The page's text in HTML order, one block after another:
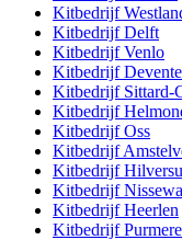
Kitbedrijf
KitbedrijfDelft
KitbedrijfVenlo
Kitbedrijf
Kitbedrijf Sittard-
Kitbedrijf
KitbedrijfOss
Kitbedrijf
Kitbedrijf
Kitbedrijf
KitbedrijfHeerlen
Kitbedrijf